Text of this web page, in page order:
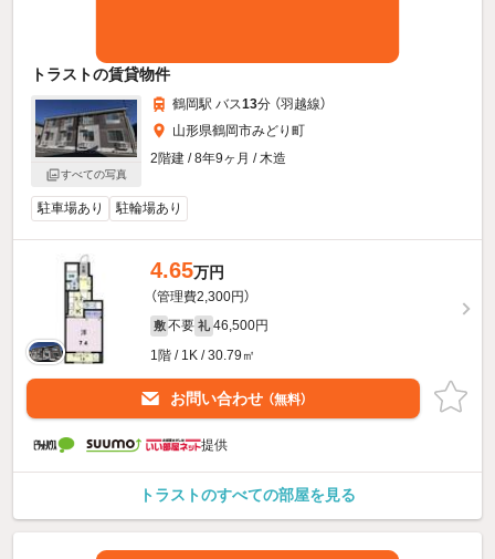
トラストの賃貸物件
すべての写真
鶴岡駅 バス13分 （羽越線）
山形県鶴岡市みどり町
2階建 / 8年9ヶ月 / 木造
駐車場あり 駐輪場あり
4.65万円
（管理費2,300円）
敷 不要 礼 46,500円
1階 / 1K / 30.79㎡
お問い合わせ （無料）
提供
トラストのすべての部屋を見る